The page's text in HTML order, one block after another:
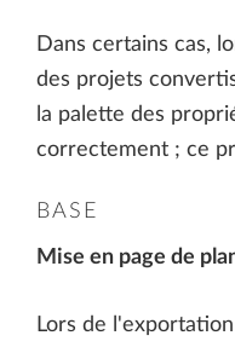
Dans certains cas,
des projets
la palette des
correctement ; ce
BASE
Mise en page de
Lors de